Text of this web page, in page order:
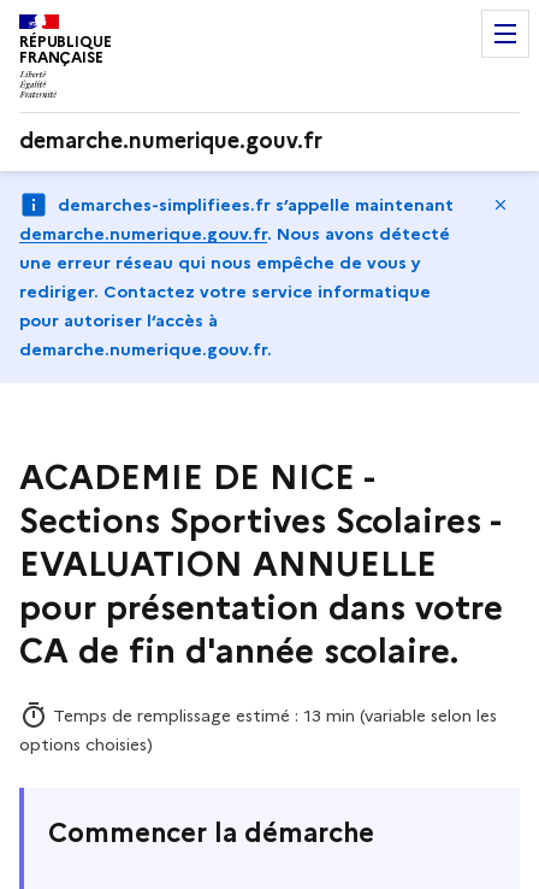
RÉPUBLIQUE
FRANÇAISE
demarche.numerique.gouv.fr
demarches-simplifiees.fr s’appelle maintenant
demarche.numerique.gouv.fr. Nous avons détecté
une erreur réseau qui nous empêche de vous y
rediriger. Contactez votre service informatique
pour autoriser l‘accès à
demarche.numerique.gouv.fr.
ACADEMIE DE NICE -
Sections Sportives Scolaires -
EVALUATION ANNUELLE
pour présentation dans votre
CA de fin d'année scolaire.
Temps de remplissage estimé : 13 min (variable selon les
options choisies)
Commencer la démarche